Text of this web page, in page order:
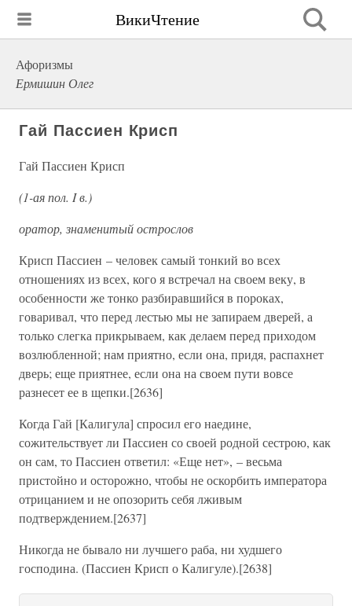
ВикиЧтение
Афоризмы
Ермишин Олег
Гай Пассиен Крисп
Гай Пассиен Крисп
(1-ая пол. I в.)
оратор, знаменитый острослов
Крисп Пассиен – человек самый тонкий во всех
отношениях из всех, кого я встречал на своем веку, в
особенности же тонко разбиравшийся в пороках,
говаривал, что перед лестью мы не запираем дверей, а
только слегка прикрываем, как делаем перед приходом
возлюбленной; нам приятно, если она, придя, распахнет
дверь; еще приятнее, если она на своем пути вовсе
разнесет ее в щепки.[2636]
Когда Гай [Калигула] спросил его наедине,
сожительствует ли Пассиен со своей родной сестрою, как
он сам, то Пассиен ответил: «Еще нет», – весьма
пристойно и осторожно, чтобы не оскорбить императора
отрицанием и не опозорить себя лживым
подтверждением.[2637]
Никогда не бывало ни лучшего раба, ни худшего
господина. (Пассиен Крисп о Калигуле).[2638]